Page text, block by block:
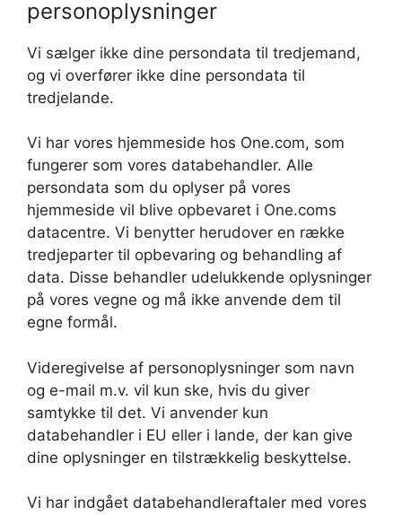
personoplysninger
Vi sælger ikke dine persondata til tredjemand,
og vi overfører ikke dine persondata til
tredjelande.
Vi har vores hjemmeside hos One.com, som
fungerer som vores databehandler. Alle
persondata som du oplyser på vores
hjemmeside vil blive opbevaret i One.coms
datacentre. Vi benytter herudover en række
tredjeparter til opbevaring og behandling af
data. Disse behandler udelukkende oplysninger
på vores vegne og må ikke anvende dem til
egne formål.
Videregivelse af personoplysninger som navn
og e-mail m.v. vil kun ske, hvis du giver
samtykke til det. Vi anvender kun
databehandler i EU eller i lande, der kan give
dine oplysninger en tilstrækkelig beskyttelse.
Vi har indgået databehandleraftaler med vores